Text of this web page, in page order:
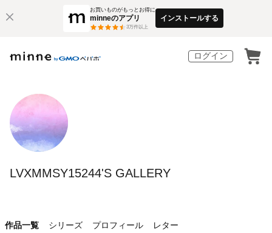
お買いものがもっとお得に
minneのアプリ
3万件以上
インストールする
ログイン
LVXMMSY15244'S GALLERY
作品一覧 シリーズ プロフィール レター